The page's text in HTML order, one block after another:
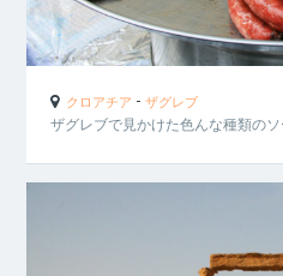
クロアチア -ザグレブ
ザグレブで見かけた色んな種類の